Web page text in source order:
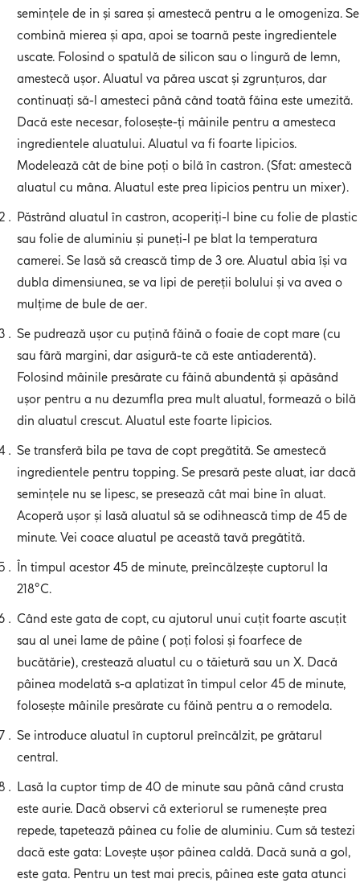
semințele de in și sarea și amestecă pentru a le omogeniza. Se
combină mierea și apa, apoi se toarnă peste ingredientele
uscate. Folosind o spatulă de silicon sau o lingură de lemn,
amestecă ușor. Aluatul va părea uscat și zgrunțuros, dar
continuați să-l amesteci până când toată făina este umezită.
Dacă este necesar, folosește-ți mâinile pentru a amesteca
ingredientele aluatului. Aluatul va fi foarte lipicios.
Modelează cât de bine poți o bilă în castron. (Sfat: amestecă
aluatul cu mâna. Aluatul este prea lipicios pentru un mixer).
Păstrând aluatul în castron, acoperiți-l bine cu folie de plastic
sau folie de aluminiu și puneți-l pe blat la temperatura
camerei. Se lasă să crească timp de 3 ore. Aluatul abia își va
dubla dimensiunea, se va lipi de pereții bolului și va avea o
mulțime de bule de aer.
Se pudrează ușor cu puțină făină o foaie de copt mare (cu
sau fără margini, dar asigură-te că este antiaderentă).
Folosind mâinile presărate cu făină abundentă și apăsând
ușor pentru a nu dezumfla prea mult aluatul, formează o bilă
din aluatul crescut. Aluatul este foarte lipicios.
Se transferă bila pe tava de copt pregătită. Se amestecă
ingredientele pentru topping. Se presară peste aluat, iar dacă
semințele nu se lipesc, se presează cât mai bine în aluat.
Acoperă ușor și lasă aluatul să se odihnească timp de 45 de
minute. Vei coace aluatul pe această tavă pregătită.
În timpul acestor 45 de minute, preîncălzește cuptorul la
218°C.
Când este gata de copt, cu ajutorul unui cuțit foarte ascuțit
sau al unei lame de pâine ( poți folosi și foarfece de
bucătărie), crestează aluatul cu o tăietură sau un X. Dacă
pâinea modelată s-a aplatizat în timpul celor 45 de minute,
folosește mâinile presărate cu făină pentru a o remodela.
Se introduce aluatul în cuptorul preîncălzit, pe grătarul
central.
Lasă la cuptor timp de 40 de minute sau până când crusta
este aurie. Dacă observi că exteriorul se rumenește prea
repede, tapetează pâinea cu folie de aluminiu. Cum să testezi
dacă este gata: Lovește ușor pâinea caldă. Dacă sună a gol,
este gata. Pentru un test mai precis, pâinea este gata atunci